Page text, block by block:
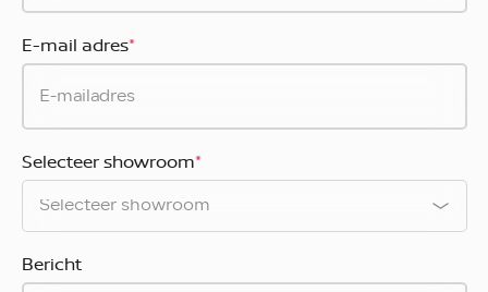
E-mail adres*
Selecteer showroom*
Bericht